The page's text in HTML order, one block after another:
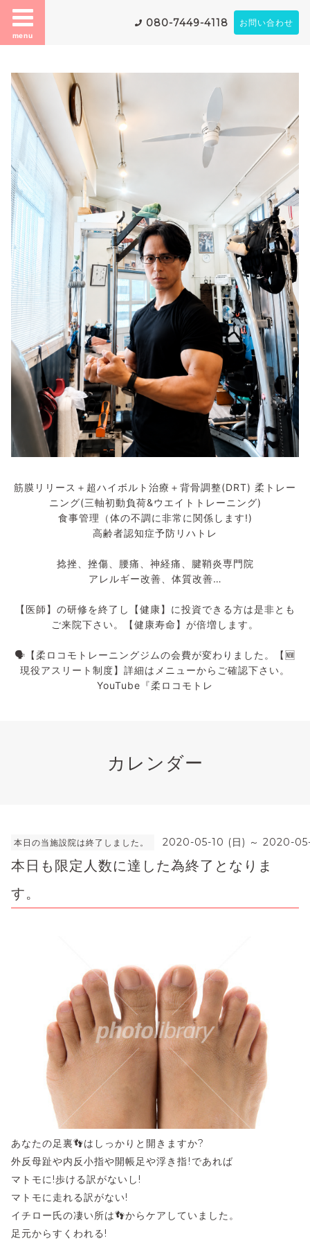
menu
080-7449-4118 お問い合わせ
筋膜リリース＋超ハイボルト治療＋背骨調整(DRT) 柔トレー
ニング(三軸初動負荷&ウエイトトレーニング)
食事管理（体の不調に非常に関係します!)
高齢者認知症予防リハトレ
捻挫、挫傷、腰痛、神経痛、腱鞘炎専門院
アレルギー改善、体質改善…
【医師】の研修を終了し【健康】に投資できる方は是非とも
ご来院下さい。【健康寿命】が倍増します。
🗣️【柔ロコモトレーニングジムの会費が変わりました。【🆕
現役アスリート制度】詳細はメニューからご確認下さい。
YouTube『柔ロコモトレ
カレンダー
本日の当施設院は終了しました。 2020-05-10 (日) ～ 2020-
本日も限定人数に達した為終了となりま
す。
あなたの足裏👣はしっかりと開きますか?
外反母趾や内反小指や開帳足や浮き指!であれば
マトモに!歩ける訳がないし!
マトモに走れる訳がない!
イチロー氏の凄い所は👣からケアしていました。
足元からすくわれる!